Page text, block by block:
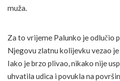
muža.
Za to vrijeme Palunko je odlučio
Njegovu zlatnu kolijevku vezao je
Iako je brzo plivao, nikako nije
uhvatila udica i povukla na